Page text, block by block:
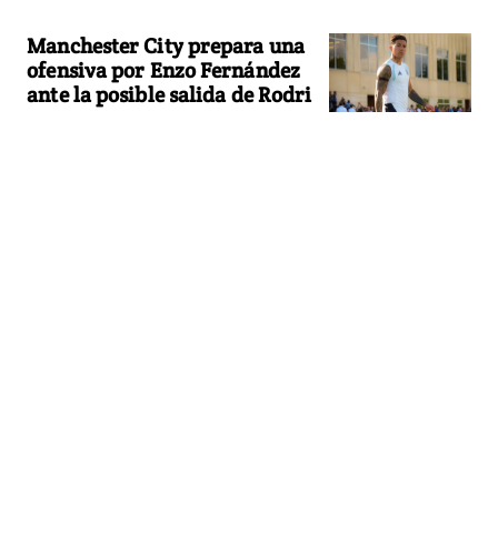
Manchester City prepara una
ofensiva por Enzo Fernández
ante la posible salida de Rodri